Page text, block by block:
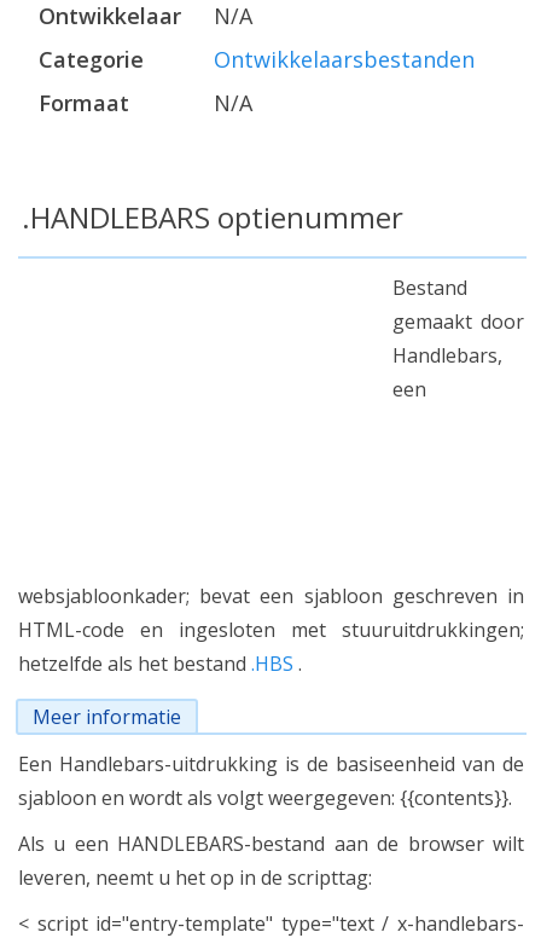
Ontwikkelaar
N/A
Categorie
Ontwikkelaarsbestanden
Formaat
N/A
.HANDLEBARS optienummer
Bestand
gemaakt door
Handlebars,
een
websjabloonkader; bevat een sjabloon geschreven in
HTML-code en ingesloten met stuuruitdrukkingen;
hetzelfde als het bestand .HBS .
Meer informatie
Een Handlebars-uitdrukking is de basiseenheid van de
sjabloon en wordt als volgt weergegeven: {{contents}}.
Als u een HANDLEBARS-bestand aan de browser wilt
leveren, neemt u het op in de scripttag:
< script id="entry-template" type="text / x-handlebars-